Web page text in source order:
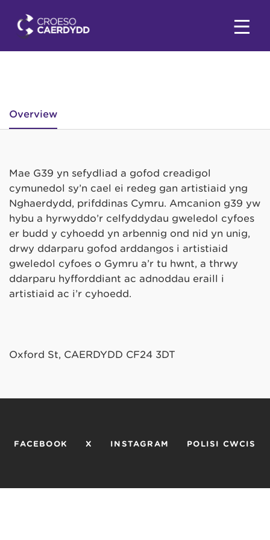
Overview
Mae G39 yn sefydliad a gofod creadigol
cymunedol sy’n cael ei redeg gan artistiaid yng
Nghaerdydd, prifddinas Cymru. Amcanion g39 yw
hybu a hyrwyddo’r celfyddydau gweledol cyfoes
er budd y cyhoedd yn arbennig ond nid yn unig,
drwy ddarparu gofod arddangos i artistiaid
gweledol cyfoes o Gymru a’r tu hwnt, a thrwy
ddarparu hyfforddiant ac adnoddau eraill i
artistiaid ac i’r cyhoedd.
Oxford St, CAERDYDD CF24 3DT
FACEBOOK X INSTAGRAM POLISI CWCIS